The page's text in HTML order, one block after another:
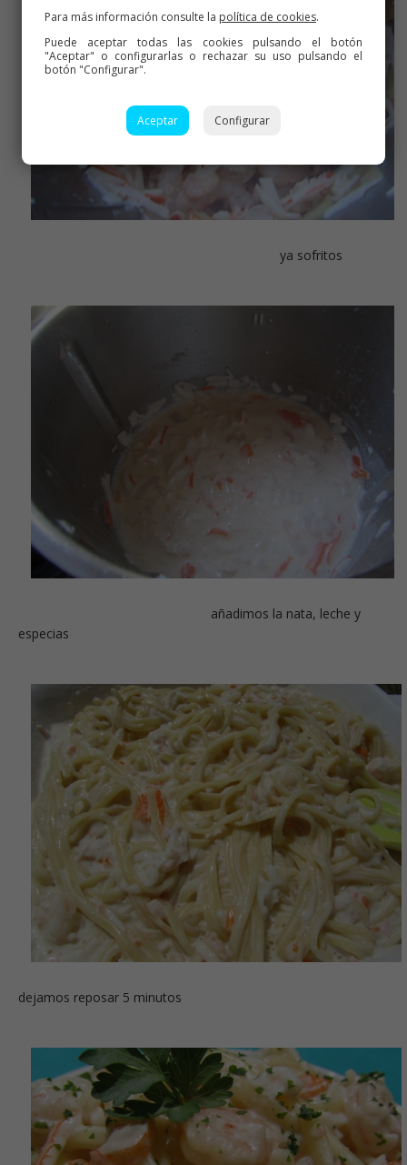
ya sofritos
añadimos la nata, leche y
especias
dejamos reposar 5 minutos
Para más información consulte la política de cookies.
Puede aceptar todas las cookies pulsando el botón
"Aceptar" o configurarlas o rechazar su uso pulsando el
botón "Configurar".
Aceptar Configurar